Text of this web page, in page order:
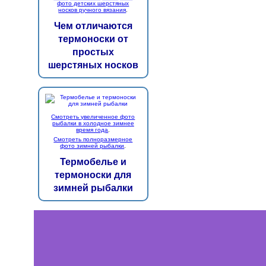
фото детских шерстяных
носков ручного вязания.
Чем отличаются
термоноски от
простых
шерстяных носков
Смотреть увеличенное фото
рыбалки в холодное зимнее
время года.
Смотреть полноразмерное
фото зимней рыбалки.
Термобелье и
термоноски для
зимней рыбалки